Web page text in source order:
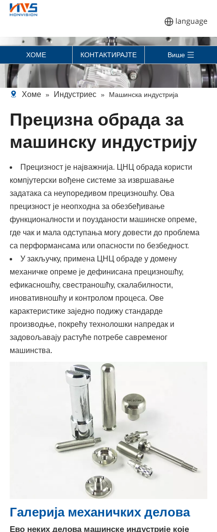
ХОМЕ КОНТАКТИРАЈТЕ
НАС
Више
Хоме » Индустриес » Машинска индустрија
Прецизна обрада за
машинску индустрију
Прецизност је најважнија. ЦНЦ обрада користи
компјутерски вођене системе за извршавање
задатака са неупоредивом прецизношћу. Ова
прецизност је неопходна за обезбеђивање
функционалности и поузданости машинске опреме,
где чак и мала одступања могу довести до проблема
са перформансама или опасности по безбедност.
У закључку, примена ЦНЦ обраде у домену
механичке опреме је дефинисана прецизношћу,
ефикасношћу, свестраношћу, скалабилности,
иновативношћу и контролом процеса. Ове
карактеристике заједно подижу стандарде
производње, покрећу технолошки напредак и
задовољавају растуће потребе савременог
машинства.
Галерија механичких делова
Ево неких делова машинске индустрије које